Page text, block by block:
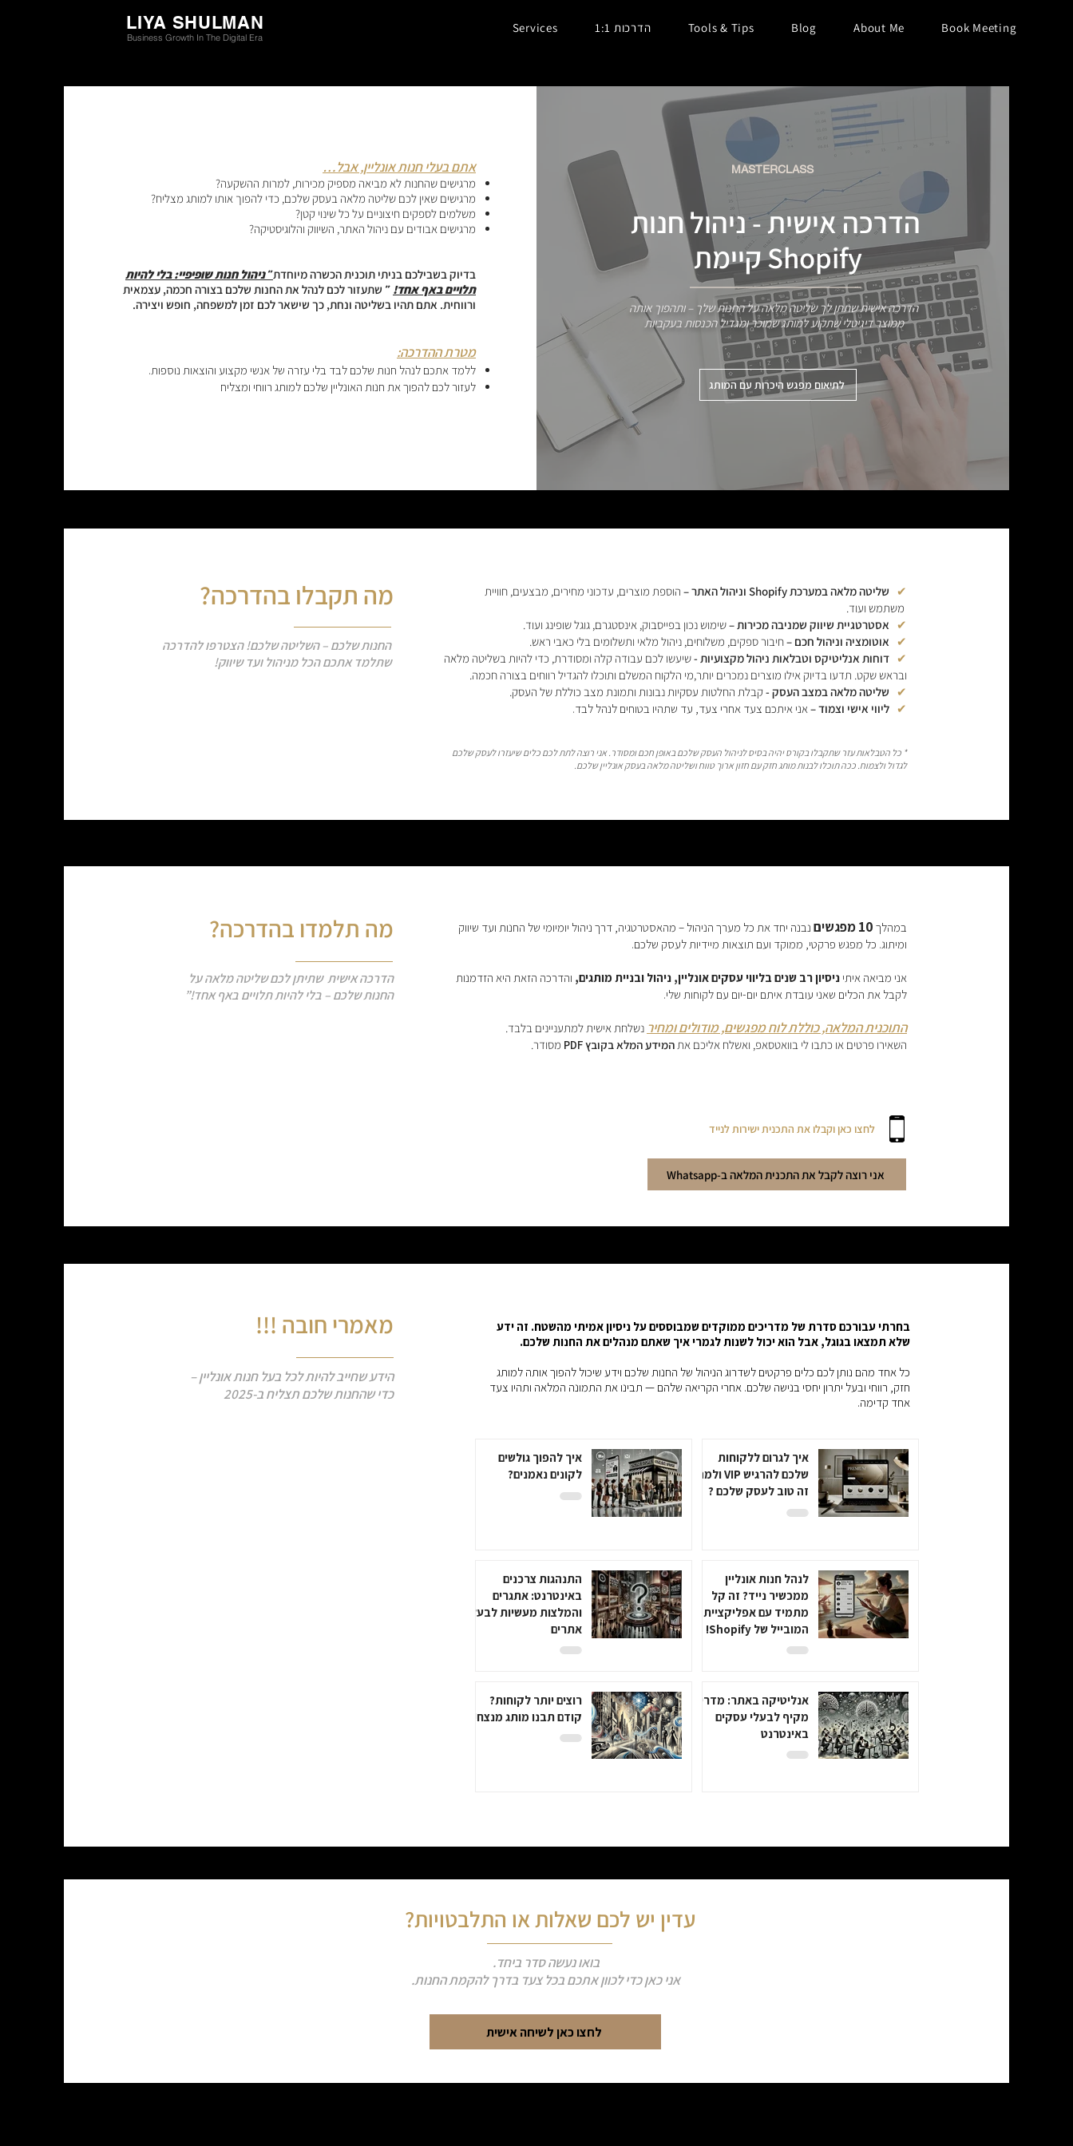
LIYA SHULMAN
Business Growth In The Digital Era
Services הדרכות 1:1 Tools & Tips Blog About Me Book Meeting
אתם בעלי חנות אונליין, אבל…
מרגישים שהחנות לא מביאה מספיק מכירות, למרות ההשקעה?
מרגישים שאין לכם שליטה מלאה בעסק שלכם, כדי להפוך אותו למותג מצליח?
משלמים לספקים חיצוניים על כל שינוי קטן?
מרגישים אבודים עם ניהול האתר, השיווק והלוגיסטיקה?
בדיוק בשבילכם בניתי תוכנית הכשרה מיוחדת״ניהול חנות שופיפיי: בלי להיות
תלויים באף אחד! ״ שתעזור לכם לנהל את החנות שלכם בצורה חכמה, עצמאית
ורווחית. אתם תהיו בשליטה ונחת, כך שישאר לכם זמן למשפחה, חופש ויצירה.
מטרת ההדרכה:
ללמד אתכם לנהל חנות שלכם לבד בלי עזרה של אנשי מקצוע והוצאות נוספות.
לעזור לכם להפוך את חנות האונליין שלכם למותג רווחי ומצליח
MASTERCLASS
הדרכה אישית - ניהול חנות
Shopify קיימת
הדרכה אישית שתתן לך שליטה מלאה על החנות שלך – ותהפוך אותה
ממוצר דיגיטלי שתקוע למותג שמוכר ומגדיל הכנסות בעקביות
לתיאום מפגש היכרות עם המותג
מה תקבלו בהדרכה?
החנות שלכם – השליטה שלכם! הצטרפו להדרכה
שתלמד אתכם הכל מניהול ועד שיווק!
✔ שליטה מלאה במערכת Shopify וניהול האתר –
הוספת מוצרים, עדכוני מחירים, מבצעים, חוויית
משתמש ועוד.
✔ אסטרטגיית שיווק שמניבה מכירות –שימוש נכון בפייסבוק, אינסטגרם, גוגל שופינג ועוד.
✔ אוטומציה וניהול חכם –חיבור ספקים, משלוחים, ניהול מלאי ותשלומים בלי כאבי ראש.
✔ דוחות אנליטיקס וטבלאות ניהול מקצועיות -שיעשו לכם עבודה קלה ומסודרת, כדי להיות בשליטה מלאה
ובראש שקט. תדעו בדיוק אילו מוצרים נמכרים יותר,מי הלקוח המשלם ותוכלו להגדיל רווחים בצורה חכמה.
✔ שליטה מלאה במצב העסק -קבלת החלטות עסקיות נבונות ותמונת מצב כוללת של העסק.
✔ ליווי אישי וצמוד –אני איתכם צעד אחרי צעד, עד שתהיו בטוחים לנהל לבד.
* כל הטבלאות עזר שתקבלו בקורס יהיה בסיס לניהול העסק שלכם באופן חכם ומסודר. אני רוצה לתת לכם כלים שיעזרו לעסק שלכם
לגדול ולצמוח. ככה תוכלו לבנות מותג חזק עם חזון ארוך טווח ושליטה מלאה בעסק אונליין שלכם.
מה תלמדו בהדרכה?
הדרכה אישית שתיתן לכם שליטה מלאה על
החנות שלכם – בלי להיות תלויים באף אחד!”
במהלך 10 מפגשים
נבנה יחד את כל מערך הניהול – מהאסטרטגיה, דרך ניהול יומיומי של החנות ועד שיווק
ומיתוג. כל מפגש פרקטי, ממוקד ועם תוצאות מיידיות לעסק שלכם.
אני מביאה איתי ניסיון רב שנים בליווי עסקים אונליין, ניהול ובניית מותגים, והדרכה הזאת היא הזדמנות
לקבל את הכלים שאני עובדת איתם יום-יום עם לקוחות שלי.
התוכנית המלאה, כוללת לוח מפגשים, מודולים ומחיר נשלחת אישית למתעניינים בלבד.
השאירו פרטים או כתבו לי בוואטסאפ, ואשלח אליכם אתהמידע המלא בקובץ PDF מסודר.
לחצו כאן וקבלו את התכנית ישירות לנייד
אני רוצה לקבל את התכנית המלאה ב-Whatsapp
מאמרי חובה !!!
הידע שחייב להיות לכל בעל חנות אונליין –
כדי שהחנות שלכם תצליח ב-2025
בחרתי עבורכם סדרת של מדריכים ממוקדים שמבוססים על ניסיון אמיתי מהשטח. זה ידע
שלא תמצאו בגוגל, אבל הוא יכול לשנות לגמרי איך שאתם מנהלים את החנות שלכם.
כל אחד מהם נותן לכם כלים פרקטים לשדרוג הניהול של החנות שלכם וידע שיכול להפוך אותה למותג
חזק, רווחי ובעל יתרון יחסי בנישה שלכם. ​​אחרי הקריאה שלהם — תבינו את התמונה המלאה ותהיו צעד
אחד קדימה.
איך לגרום ללקוחות
שלכם להרגיש VIP ולמה
זה טוב לעסק שלכם ?
איך להפוך גולשים
לקונים נאמנים?
לנהל חנות אונליין
ממכשיר נייד? זה קל
מתמיד עם אפליקציית
המובייל של Shopify!
התנהגות צרכנים
באינטרנט: אתגרים
והמלצות מעשיות לבעלי
אתרים
אנליטיקה באתר: מדריך
מקיף לבעלי עסקים
באינטרנט
רוצים יותר לקוחות?
קודם תבנו מותג מנצח!
עדין יש לכם שאלות או התלבטויות?
בואו נעשה סדר ביחד.
אני כאן כדי לכוון אתכם בכל צעד בדרך להקמת החנות.​​
לחצו כאן לשיחה אישית